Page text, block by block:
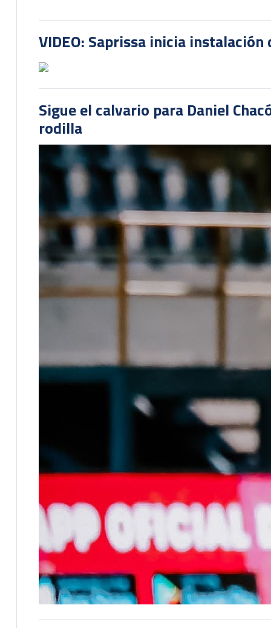
VIDEO: Saprissa inicia
Sigue el calvario para Daniel
rodilla